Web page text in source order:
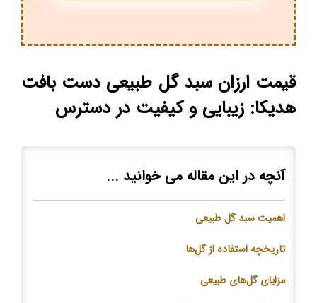
قیمت ارزان سبد گل طبیعی دست بافت
هدیکا: زیبایی و کیفیت در دسترس
آنچه در این مقاله می خوانید ...
اهمیت سبد گل طبیعی
تاریخچه استفاده از گل‌ها
مزایای گل‌های طبیعی